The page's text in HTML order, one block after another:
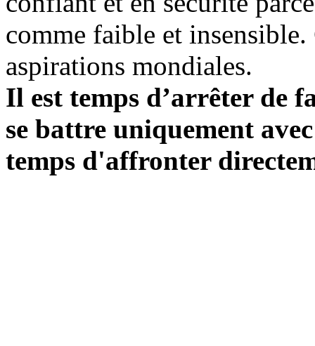
comme faible et
aspirations mondiales.
Il est temps d’arrêter de
se battre uniquement
temps d'affronter